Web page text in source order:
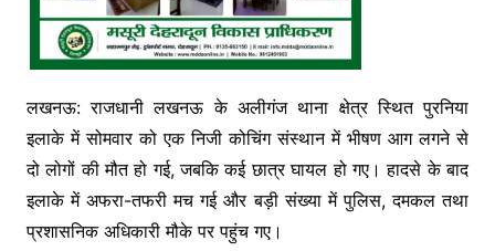
लखनऊ: राजधानी लखनऊ के अलीगंज थाना क्षेत्र स्थित पुरनिया
इलाके में सोमवार को एक निजी कोचिंग संस्थान में भीषण आग लगने से
दो लोगों की मौत हो गई, जबकि कई छात्र घायल हो गए। हादसे के बाद
इलाके में अफरा-तफरी मच गई और बड़ी संख्या में पुलिस, दमकल तथा
प्रशासनिक अधिकारी मौके पर पहुंच गए।